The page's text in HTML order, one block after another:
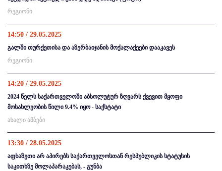
რეგიონი
14:50 / 29.05.2025
გალში თურქეთისა და აზერბაიჯანის მოქალაქეები დააკავეს
რეგიონი
14:20 / 29.05.2025
2024 წელს საქართველოში აბსოლუტურ ზღვარს ქვევით მყოფი
მოსახლეობის წილი 9.4% იყო - საქსტატი
ახალი ამბები
13:30 / 28.05.2025
აფხაზეთი არ აპირებს საქართველოსთან რესპუბლიკის სტატუსის
საკითხზე მოლაპარაკებას, - გუნბა